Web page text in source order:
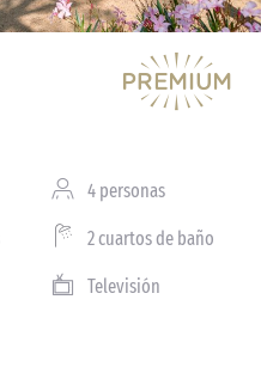
4 personas
2 cuartos de baño
Televisión